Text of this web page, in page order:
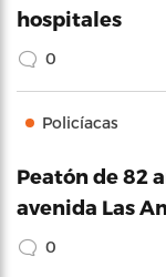
hospitales
0
Policíacas
Peatón de 82
avenida Las
0